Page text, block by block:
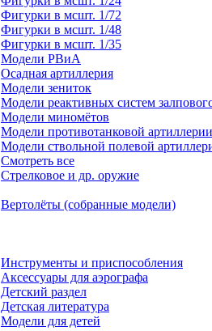
Фигурки в мсшт. 1/72
Фигурки в мсшт. 1/48
Фигурки в мсшт. 1/35
Модели РВиА
Осадная артиллерия
Модели зениток
Модели реактивных систем
Модели миномётов
Модели противотанковой
Модели ствольной полевой
Смотреть все
Стрелковое и др. оружие
Вертолёты (собранные модели)
Инструменты и приспособления
Аксессуары для аэрографа
Детский раздел
Детская литература
Модели для детей